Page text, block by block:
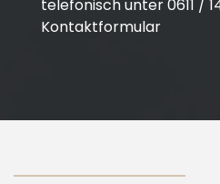
telefonisch unter 0611 /
Kontaktformular